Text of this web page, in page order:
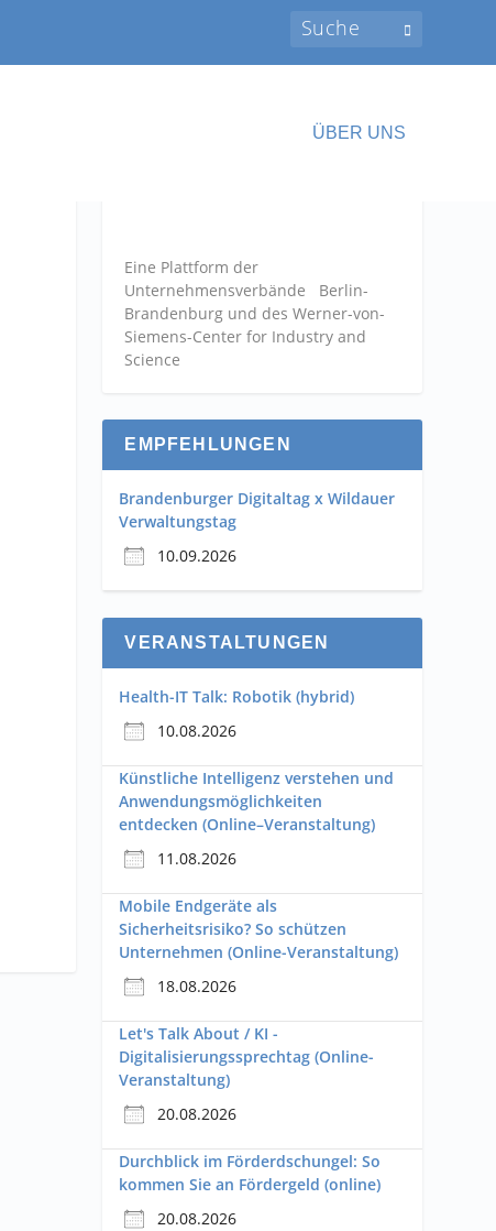
ÜBER UNS
Eine Plattform der
Unternehmensverbände Berlin-
Brandenburg und des Werner-von-
Siemens-Center for Industry and
Science
EMPFEHLUNGEN
Brandenburger Digitaltag x Wildauer
Verwaltungstag
10.09.2026
VERANSTALTUNGEN
Health-IT Talk: Robotik (hybrid)
10.08.2026
Künstliche Intelligenz verstehen und
Anwendungsmöglichkeiten
entdecken (Online–Veranstaltung)
11.08.2026
Mobile Endgeräte als
Sicherheitsrisiko? So schützen
Unternehmen (Online-Veranstaltung)
18.08.2026
Let's Talk About / KI -
Digitalisierungssprechtag (Online-
Veranstaltung)
20.08.2026
Durchblick im Förderdschungel: So
kommen Sie an Fördergeld (online)
20.08.2026